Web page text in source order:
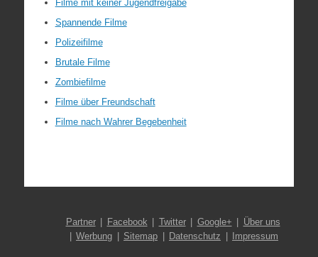
Filme mit keiner Jugendfreigabe
Spannende Filme
Polizeifilme
Brutale Filme
Zombiefilme
Filme über Freundschaft
Filme nach Wahrer Begebenheit
Partner Facebook Twitter Google+
Über uns
Werbung
Sitemap Datenschutz Impressum